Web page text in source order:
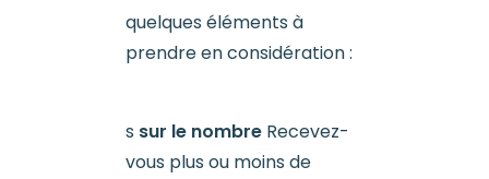
quelques éléments à
prendre en considération :
s sur le nombre Recevez-
vous plus ou moins de